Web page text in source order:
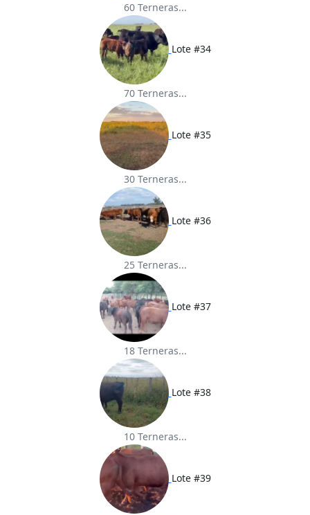
60 Terneras...
Lote #34
70 Terneras...
Lote #35
30 Terneras...
Lote #36
25 Terneras...
Lote #37
18 Terneras...
Lote #38
10 Terneras...
Lote #39